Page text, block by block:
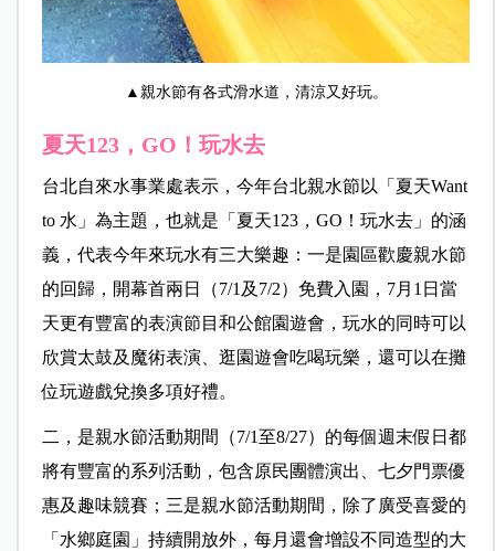
▲親水節有各式滑水道，清涼又好玩。
夏天123，GO ！玩水去
台北自來水事業處表示，今年台北親水節以「夏天Want
to 水」為主題，也就是「夏天123，GO！玩水去」的涵
義，代表今年來玩水有三大樂趣：一是園區歡慶親水節
的回歸，開幕首兩日（7/1及7/2）免費入園，7月1日當
天更有豐富的表演節目和公館園遊會，玩水的同時可以
欣賞太鼓及魔術表演、逛園遊會吃喝玩樂，還可以在攤
位玩遊戲兌換多項好禮。
二，是親水節活動期間（7/1至8/27）的每個週末假日都
將有豐富的系列活動，包含原民團體演出、七夕門票優
惠及趣味競賽；三是親水節活動期間，除了廣受喜愛的
「水鄉庭園」持續開放外，每月還會增設不同造型的大